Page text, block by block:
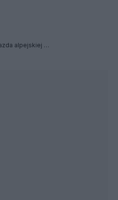
Herbert Pixner najjaśniejsza gwiazda alpejskiej muzyki